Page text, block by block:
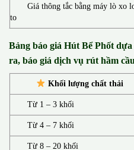
Giá thông tắc bằng máy lò xo
to
Bảng báo giá Hút Bể Phốt dựa
ra, báo giá dịch vụ rút hầm
Khối lượng chất thải
Từ 1 – 3 khối
Từ 4 – 7 khối
Từ 8 – 20 khối